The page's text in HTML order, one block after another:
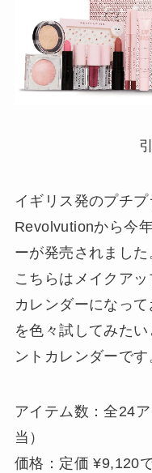
イギリス発のプチ
Revolvutionから今
ーが発売されました
こちらはメイクア
カレンダーになっ
を色々試してみた
ントカレンダーです
アイテム数：全24
当）
価格：定価 ¥9,120